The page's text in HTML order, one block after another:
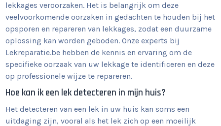
lekkages veroorzaken. Het is belangrijk om deze
veelvoorkomende oorzaken in gedachten te houden bij het
opsporen en repareren van lekkages, zodat een duurzame
oplossing kan worden geboden. Onze experts bij
Lekreparatie.be hebben de kennis en ervaring om de
specifieke oorzaak van uw lekkage te identificeren en deze
op professionele wijze te repareren.
Hoe kan ik een lek detecteren in mijn huis?
Het detecteren van een lek in uw huis kan soms een
uitdaging zijn, vooral als het lek zich op een moeilijk